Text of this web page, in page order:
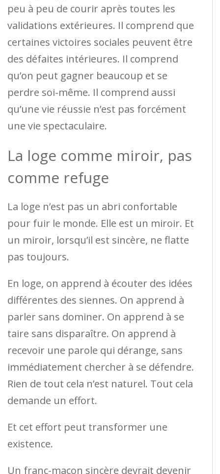
peu à peu de courir après toutes les
validations extérieures. Il comprend que
certaines victoires sociales peuvent être
des défaites intérieures. Il comprend
qu’on peut gagner beaucoup et se
perdre soi-même. Il comprend aussi
qu’une vie réussie n’est pas forcément
une vie spectaculaire.
La loge comme miroir, pas
comme refuge
La loge n’est pas un abri confortable
pour fuir le monde. Elle est un miroir. Et
un miroir, lorsqu’il est sincère, ne flatte
pas toujours.
En loge, on apprend à écouter des idées
différentes des siennes. On apprend à
parler sans dominer. On apprend à se
taire sans disparaître. On apprend à
recevoir une parole qui dérange, sans
immédiatement chercher à se défendre.
Rien de tout cela n’est naturel. Tout cela
demande un effort.
Et cet effort peut transformer une
existence.
Un franc-maçon sincère devrait devenir